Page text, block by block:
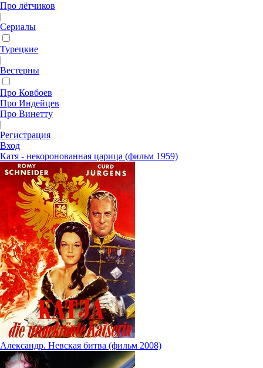
Про лётчиков
|
Сериалы
Турецкие
|
Вестерны
Про Ковбоев
Про Индейцев
Про Винетту
|
Регистрация
Вход
Катя - некоронованная царица (фильм 1959)
Александр. Невская битва (фильм 2008)